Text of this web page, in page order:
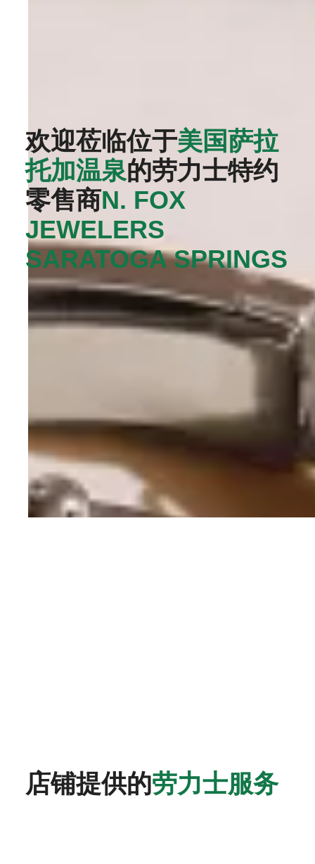
欢迎莅临位于美国萨拉
托加温泉的劳力士特约
零售商‭N. FOX
JEWELERS
SARATOGA SPRINGS‬
店铺提供的劳力士服务